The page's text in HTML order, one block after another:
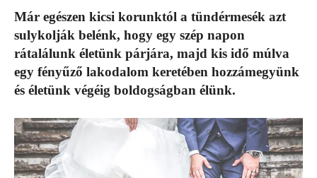
Már egészen kicsi korunktól a tündérmesék azt
sulykolják belénk, hogy egy szép napon
rátalálunk életünk párjára, majd kis idő múlva
egy fényűző lakodalom keretében hozzámegyünk
és életünk végéig boldogságban élünk.